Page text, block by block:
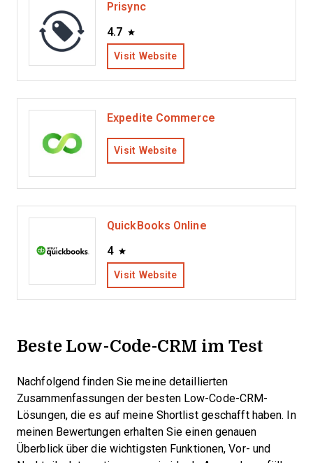
Prisync
4.7
Visit Website
Expedite Commerce
Visit Website
QuickBooks Online
4
Visit Website
Beste Low-Code-CRM im Test
Nachfolgend finden Sie meine detaillierten
Zusammenfassungen der besten Low-Code-CRM-
Lösungen, die es auf meine Shortlist geschafft haben. In
meinen Bewertungen erhalten Sie einen genauen
Überblick über die wichtigsten Funktionen, Vor- und